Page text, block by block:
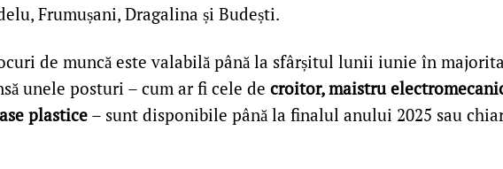
Frumușani, Dragalina și Budești.
de muncă este valabilă până la sfârșitul lunii iunie în
unele posturi – cum ar fi cele de croitor, maistru
plastice – sunt disponibile până la finalul anului 2025 sau